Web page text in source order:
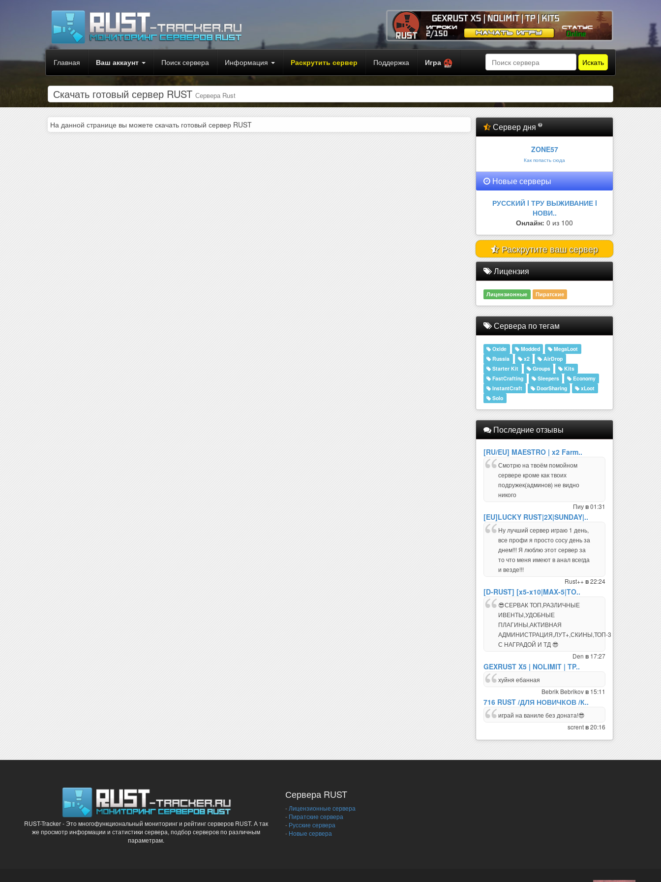
Главная Ваш аккаунт Поиск сервера Информация Раскрутить сервер Поддержка Игра Искать
Скачать готовый сервер RUST Сервера Rust
На данной странице вы можете скачать готовый сервер RUST Сервер дня
ZONE57
Как попасть сюда
Новые серверы
РУССКИЙ l ТРУ ВЫЖИВАНИЕ l
НОВИ..
Онлайн: 0 из 100
Раскрутите ваш сервер
Лицензия
Лицензионные Пиратские
Сервера по тегам
Oxide Modded
MegaLoot
Russia
x2
AirDrop
Starter Kit
Groups
Kits
FastCrafting
Sleepers
Economy
InstantCraft
DoorSharing
xLoot
Solo
Последние отзывы
[RU/EU] MAESTRO | x2 Farm..
Смотрю на твоём помойном
сервере кроме как твоих
подружек(админов) не видно
никого
Пиув01:31
[EU]LUCKY RUST|2X|SUNDAY|..
Ну лучший сервер играю 1 день,
все профи я просто сосу день за
днем!!! Я люблю этот сервер за
то что меня имеют в анал всегда
и везде!!!
Rust++ в22:24
[D-RUST] [x5-x10|MAX-5|TO..
😎СЕРВАК ТОП,РАЗЛИЧНЫЕ
ИВЕНТЫ,УДОБНЫЕ
ПЛАГИНЫ,АКТИВНАЯ
АДМИНИСТРАЦИЯ,ЛУТ+,СКИНЫ,ТОП-3
С НАГРАДОЙ И ТД 😎
Den в 17:27
GEXRUST X5 | NOLIMIT | TP..
хуйня ебанная
Bebrik Bebrikovв 15:11
716 RUST /ДЛЯ НОВИЧКОВ /К..
играй на ваниле без доната!😎
screntв20:16
RUST-Tracker - Это многофункциональный мониторинг и рейтинг серверов RUST. А так
же просмотр информации и статистики сервера, подбор серверов по различным
параметрам.
Сервера RUST
- Лицензионные сервера
- Пиратские сервера
- Русские сервера
- Новые сервера